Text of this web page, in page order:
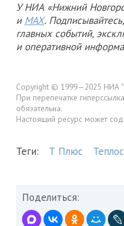
У НИА «Нижний
и MAX.
главных событий,
и оперативной
Copyright © 1999—2025 НИА
При перепечатке
обязательна.
Настоящий ресурс может
Теги: Т Плюс
Поделиться: